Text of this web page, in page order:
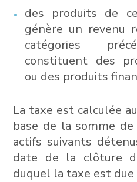
des produits de
génère un revenu
catégories
constituent des
ou des produits
La taxe est calculée
base de la somme
actifs suivants
date de la clôture
duquel la taxe est due